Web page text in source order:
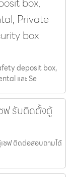
box,
Private
box
deposit box,
และ Se
ฟ รับติดตั้งตู้
ซฟ ติดต่อสอบถามได้